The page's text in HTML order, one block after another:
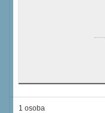
1 osoba